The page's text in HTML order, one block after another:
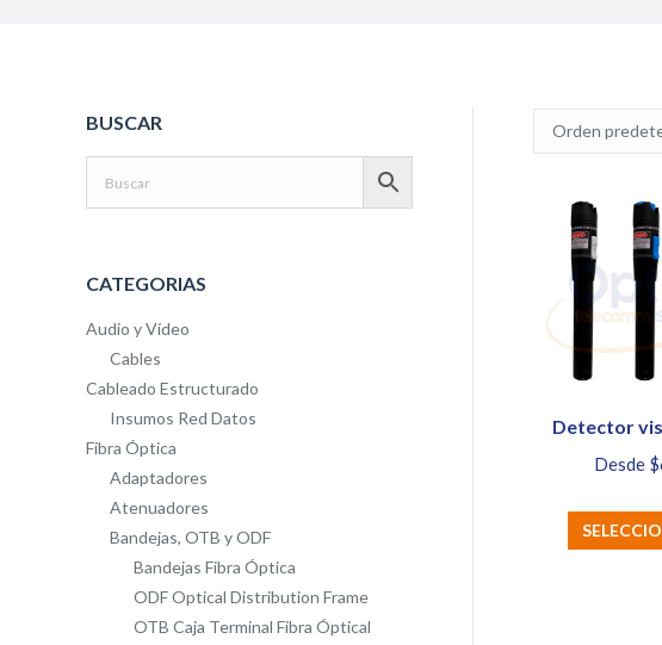
Detector
Desde $
BUSCAR
CATEGORIAS
Audio y Vídeo
Cables
Cableado Estructurado
Insumos Red Datos
Fibra Óptica
Adaptadores
Atenuadores
Bandejas, OTB y ODF
Bandejas Fibra Óptica
ODF Optical Distribution Frame
OTB Caja Terminal Fibra Óptical